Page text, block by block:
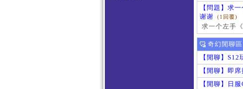
【問題】求
谢谢
(1回覆)
求一个左手
奇幻閒聊區
【閒聊】
【閒聊】即
【閒聊】日